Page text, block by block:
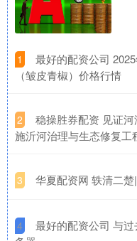
1
最好的配资公司
（皱皮青椒）价格行情
2
稳操胜券配资 见证河
施沂河治理与生态修复工
3 华夏配资网 轶清二
4
最好的配资公司 与